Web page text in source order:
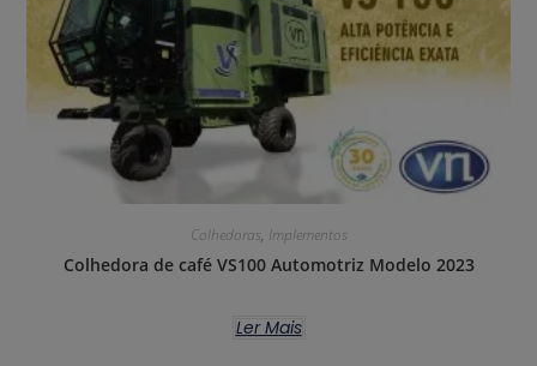
Colhedoras, Implementos
Colhedora de café VS100 Automotriz Modelo 2023
Ler Mais